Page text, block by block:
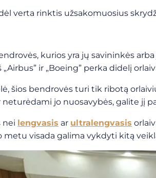
verta rinktis užsakomuosius
kurios yra jų savininkės
„Airbus” ir „Boeing” perka didelį
šios bendrovės turi tik ribotą
neturėdami jo nuosavybės, galite jį
nei lengvasis ar ultralengvasis
metu visada galima vykdyti kitą